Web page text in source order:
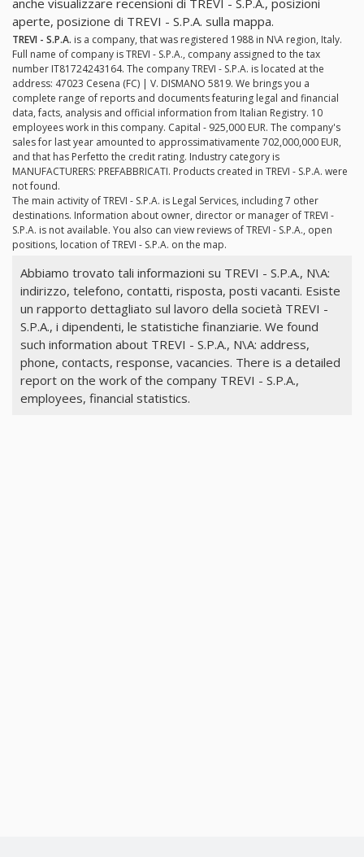
aperte, posizione di TREVI - S.P.A. sulla mappa.
TREVI - S.P.A. is a company, that was registered 1988 in N\A region, Italy.
Full name of company is TREVI - S.P.A., company assigned to the tax
number IT81724243164. The company TREVI - S.P.A. is located at the
address: 47023 Cesena (FC) | V. DISMANO 5819. We brings you a
complete range of reports and documents featuring legal and financial
data, facts, analysis and official information from Italian Registry. 10
employees work in this company. Capital - 925,000 EUR. The company's
sales for last year amounted to approssimativamente 702,000,000 EUR,
and that has Perfetto the credit rating. Industry category is
MANUFACTURERS: PREFABBRICATI. Products created in TREVI - S.P.A. were
not found.
The main activity of TREVI - S.P.A. is Legal Services, including 7 other
destinations. Information about owner, director or manager of TREVI -
S.P.A. is not available. You also can view reviews of TREVI - S.P.A., open
positions, location of TREVI - S.P.A. on the map.
Abbiamo trovato tali informazioni su TREVI - S.P.A., N\A:
indirizzo, telefono, contatti, risposta, posti vacanti. Esiste
un rapporto dettagliato sul lavoro della società TREVI -
S.P.A., i dipendenti, le statistiche finanziarie. We found
such information about TREVI - S.P.A., N\A: address,
phone, contacts, response, vacancies. There is a detailed
report on the work of the company TREVI - S.P.A.,
employees, financial statistics.